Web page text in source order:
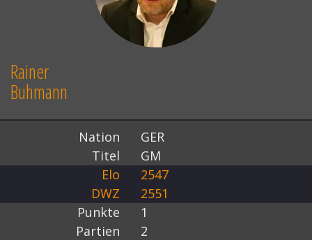
Rainer
Buhmann
Nation
GER
Titel
GM
Elo
2547
DWZ
2551
Punkte
1
Partien
2